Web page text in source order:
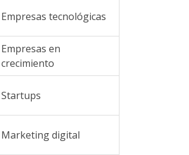
Empresas tecnológicas
Empresas en
crecimiento
Startups
Marketing digital